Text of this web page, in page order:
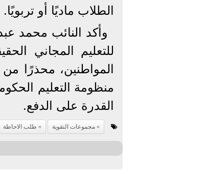
الطلاب ماديًا أو تربويًا.
وأكد النائب محمد
للتعليم المجاني
المواطنين، محذرًا
منظومة التعليم
القدرة على الدفع.
مجموعات التقوية طلب الاحاطة